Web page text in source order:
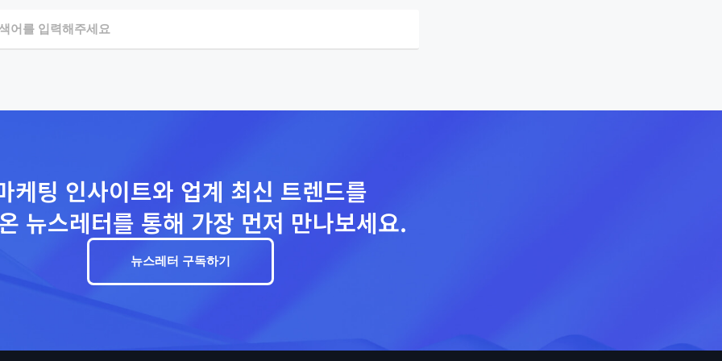
케팅 인사이트와 업계 최신 트렌드를
뉴스레터를 통해 가장 먼저 만나보세요.
뉴스레터 구독하기